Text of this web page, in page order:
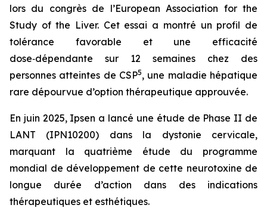
lors du congrès de l’European Association for the
Study of the Liver. Cet essai a montré un profil de
tolérance favorable et une efficacité
dose‑dépendante sur 12 semaines chez des
personnes atteintes de CSP5, une maladie hépatique
rare dépourvue d’option thérapeutique approuvée.
En juin 2025, Ipsen a lancé une étude de Phase II de
LANT (IPN10200) dans la dystonie cervicale,
marquant la quatrième étude du programme
mondial de développement de cette neurotoxine de
longue durée d’action dans des indications
thérapeutiques et esthétiques.